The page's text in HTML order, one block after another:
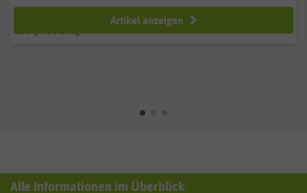
Artikel anzeigen
Alle Informationen im Überblick